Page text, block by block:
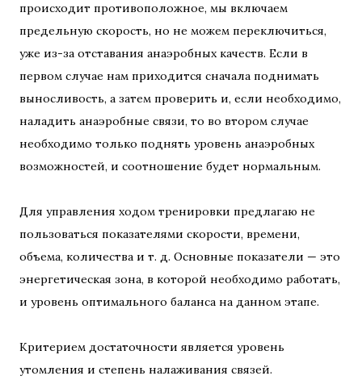
происходит противоположное, мы включаем
предельную скорость, но не можем переключиться,
уже из-за отставания анаэробных качеств. Если в
первом случае нам приходится сначала поднимать
выносливость, а затем проверить и, если необходимо,
наладить анаэробные связи, то во втором случае
необходимо только поднять уровень анаэробных
возможностей, и соотношение будет нормальным.
Для управления ходом тренировки предлагаю не
пользоваться показателями скорости, времени,
объема, количества и т. д. Основные показатели — это
энергетическая зона, в которой необходимо работать,
и уровень оптимального баланса на данном этапе.
Критерием достаточности является уровень
утомления и степень налаживания связей.